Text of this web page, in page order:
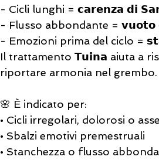
- Cicli lunghi = 𝗰𝗮𝗿𝗲𝗻𝘇𝗮 𝗱𝗶
- Flusso abbondante = 𝘃𝘂𝗼𝘁𝗼
- Emozioni prima del ciclo =
Il trattamento 𝗧𝘂𝗶𝗻𝗮 aiuta a
riportare armonia nel grembo.
🌸 È indicato per:
• Cicli irregolari, dolorosi o
• Sbalzi emotivi premestruali
• Stanchezza o flusso